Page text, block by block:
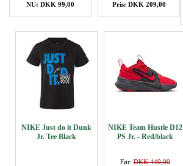
NU: DKK 99,00
Pris: DKK 209,00
NIKE Just do it Dunk
Jr. Tee Black
NIKE Team Hustle D12
PS Jr. - Red/black
Før:DKK 449,00